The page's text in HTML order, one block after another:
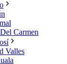
Carmen
Valles